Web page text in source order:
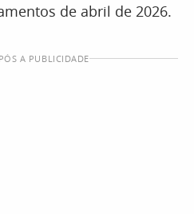
de abril de 2026.
A PUBLICIDADE